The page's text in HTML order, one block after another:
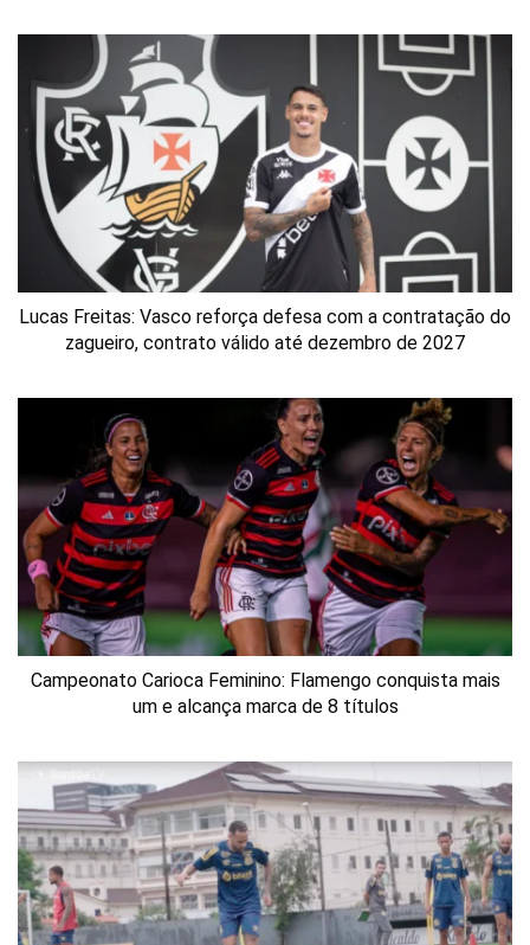
Lucas Freitas: Vasco reforça defesa com a contratação do
zagueiro, contrato válido até dezembro de 2027
Campeonato Carioca Feminino: Flamengo conquista mais
um e alcança marca de 8 títulos